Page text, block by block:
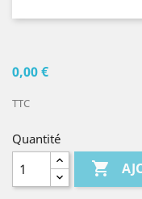
0,00 €
TTC
Quantité
